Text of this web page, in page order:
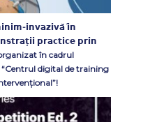
𝗶𝗻𝘃𝗮𝘇𝗶𝘃𝗮̆ 𝗶̂𝗻
𝗽𝗿𝗮𝗰𝘁𝗶𝗰𝗲 𝗽𝗿𝗶𝗻
în cadrul
digital de training